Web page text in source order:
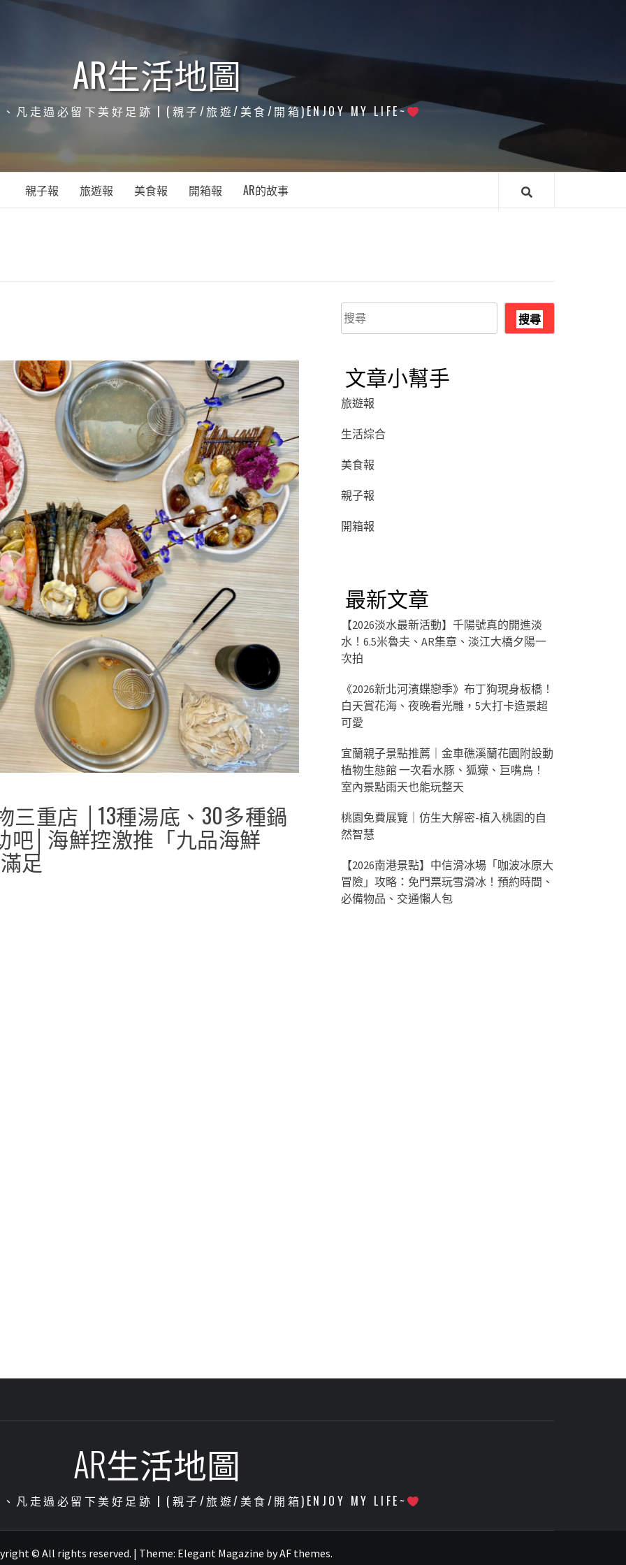
AR生活地圖
凡走過必留下美好足跡┃(親子/旅遊/美食/開箱)ENJOY MY LIFE~
親子報 旅遊報 美食報 開箱報 AR的故事
重店 │13種湯底、30多種鍋
吧│海鮮控激推「九品海鮮
足
搜
尋
搜尋
文章小幫手
旅遊報
生活綜合
美食報
親子報
開箱報
最新文章
【2026淡水最新活動】千陽號真的開進淡
水！6.5米魯夫、AR集章、淡江大橋夕陽一
次拍
《2026新北河濱蝶戀季》布丁狗現身板橋！
白天賞花海、夜晚看光雕，5大打卡造景超
可愛
宜蘭親子景點推薦｜金車礁溪蘭花園附設動
植物生態館 一次看水豚、狐獴、巨嘴鳥！
室內景點雨天也能玩整天
桃園免費展覽｜仿生大解密-植入桃園的自
然智慧
【2026南港景點】中信滑冰場「咖波冰原大
冒險」攻略：免門票玩雪滑冰！預約時間、
必備物品、交通懶人包
AR生活地圖
凡走過必留下美好足跡┃(親子/旅遊/美食/開箱)ENJOY MY LIFE~
© All rights reserved. | Theme: Elegant Magazine byAF themes.